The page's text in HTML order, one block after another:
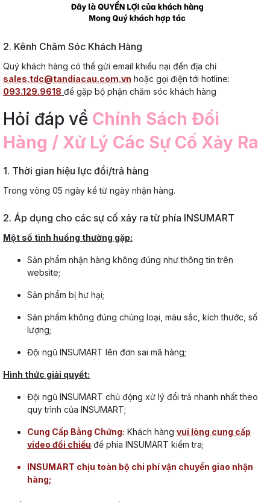
2. Kênh Chăm Sóc Khách Hàng
Quý khách hàng có thể gửi email khiếu nại đến địa chỉ
sales.tdc@tandiacau.com.vn hoặc gọi điện tới hotline:
093.129.9618 để gặp bộ phận chăm sóc khách hàng
Hỏi đáp về Chính Sách Đổi
Hàng / Xử Lý Các Sự Cố Xảy Ra
1. Thời gian hiệu lực đổi/trả hàng
Trong vòng 05 ngày kể từ ngày nhận hàng.
2. Áp dụng cho các sự cố xảy ra từ phía INSUMART
Một số tình huống thường gặp:
Sản phẩm nhận hàng không đúng như thông tin trên
website;
Sản phẩm bị hư hại;
Sản phẩm không đúng chủng loại, màu sắc, kích thước, số
lượng;
Đội ngũ INSUMART lên đơn sai mã hàng;
Hình thức giải quyết:
Đội ngũ INSUMART chủ động xử lý đổi trả nhanh nhất theo
quy trình của INSUMART;
Cung Cấp Bằng Chứng: Khách hàng vui lòng cung cấp
video đối chiếu để phía INSUMART kiểm tra;
INSUMART chịu toàn bộ chi phí vận chuyển giao nhận
hàng;